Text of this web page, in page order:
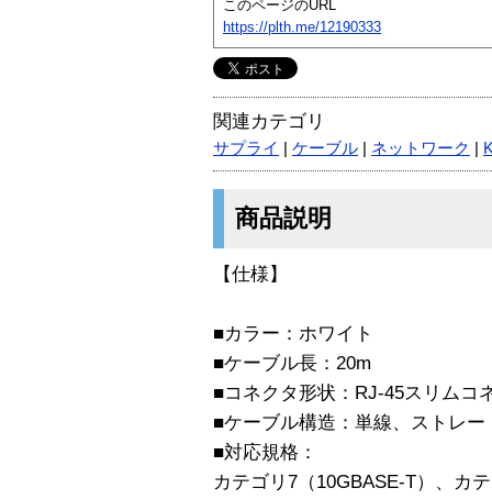
このページのURL
https://plth.me/12190333
関連カテゴリ
サプライ ケーブル ネットワーク
商品説明
【仕様】
■カラー：ホワイト
■ケーブル長：20m
■コネクタ形状：RJ-45スリムコ
■ケーブル構造：単線、ストレー
■対応規格：
カテゴリ7（10GBASE-T）、カ